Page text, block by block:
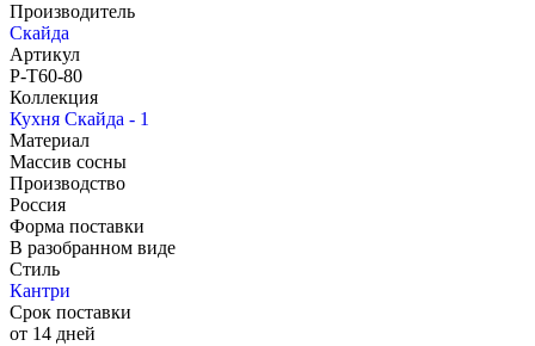
Производитель
Скайда
Артикул
Р-Т60-80
Коллекция
Кухня Скайда - 1
Материал
Массив сосны
Производство
Россия
Форма поставки
В разобранном виде
Стиль
Кантри
Срок поставки
от 14 дней